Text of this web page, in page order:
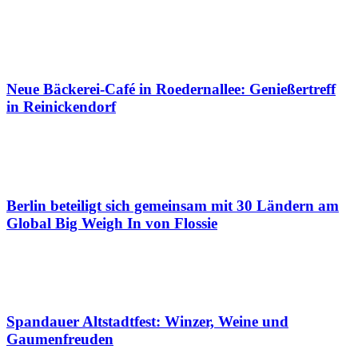
Neue Bäckerei-Café in Roedernallee: Genießertreff
in Reinickendorf
Berlin beteiligt sich gemeinsam mit 30 Ländern am
Global Big Weigh In von Flossie
Spandauer Altstadtfest: Winzer, Weine und
Gaumenfreuden